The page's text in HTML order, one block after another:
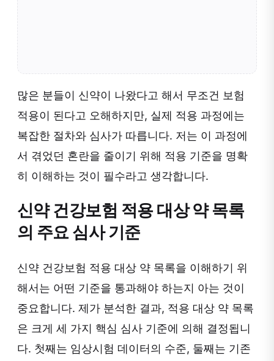
많은 분들이 신약이 나왔다고 해서 무조건 보험
적용이 된다고 오해하지만, 실제 적용 과정에는
복잡한 절차와 심사가 따릅니다. 저는 이 과정에
서 겪었던 혼란을 줄이기 위해 적용 기준을 명확
히 이해하는 것이 필수라고 생각합니다.
신약 건강보험 적용 대상 약 목록
의 주요 심사 기준
신약 건강보험 적용 대상 약 목록을 이해하기 위
해서는 어떤 기준을 통과해야 하는지 아는 것이
중요합니다. 제가 분석한 결과, 적용 대상 약 목록
은 크게 세 가지 핵심 심사 기준에 의해 결정됩니
다. 첫째는 임상시험 데이터의 수준, 둘째는 기존